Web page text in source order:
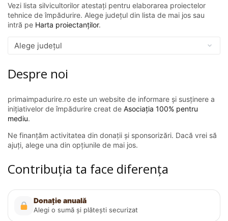
Vezi lista silvicultorilor atestați pentru elaborarea proiectelor
tehnice de împădurire. Alege județul din lista de mai jos sau
intră pe Harta proiectanților.
Despre noi
primaimpadurire.ro este un website de informare și susținere a
inițiativelor de împădurire creat de Asociația 100% pentru
mediu.
Ne finanțăm activitatea din donații și sponsorizări. Dacă vrei să
ajuți, alege una din opțiunile de mai jos.
Contribuția ta face diferența
Donație anuală
Alegi o sumă și plătești securizat